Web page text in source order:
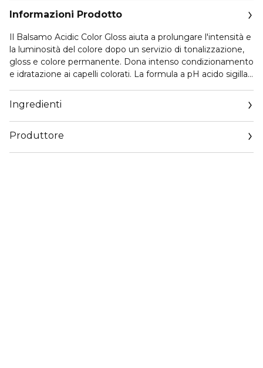
Informazioni Prodotto
Il Balsamo Acidic Color Gloss aiuta a prolungare l'intensità e
la luminosità del colore dopo un servizio di tonalizzazione,
gloss e colore permanente. Dona intenso condizionamento
e idratazione ai capelli colorati. La formula a pH acido sigilla
colore vibrante.
Ingredienti
Produttore